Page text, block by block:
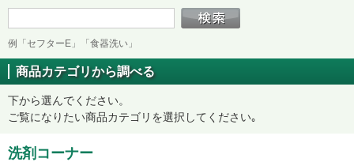
例「セフターE」「食器洗い」
商品カテゴリから調べる
下から選んでください。
ご覧になりたい商品カテゴリを選択してください｡
洗剤コーナー